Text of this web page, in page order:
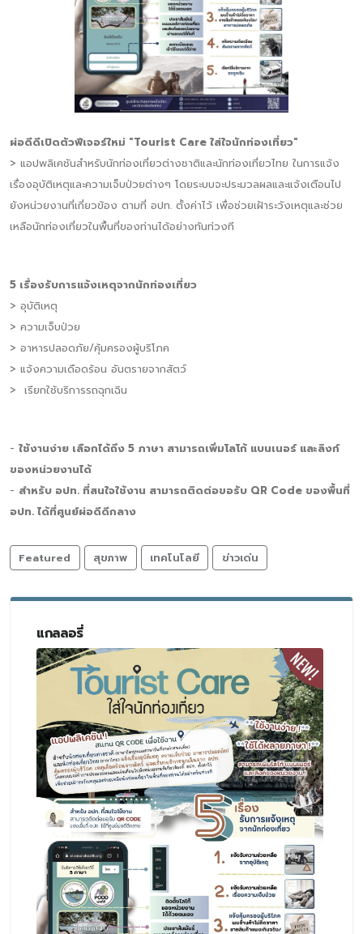
ผ่อดีดีเปิดตัวฟีเจอร์ใหม่ "Tourist Care ใส่ใจนักท่องเที่ยว"
> แอปพลิเคชันสำหรับนักท่องเที่ยวต่างชาติและนักท่องเที่ยวไทย ในการแจ้ง
เรื่องอุบัติเหตุและความเจ็บป่วยต่างๆ โดยระบบจะประมวลผลและแจ้งเตือนไป
ยังหน่วยงานที่เกี่ยวข้อง ตามที่ อปท. ตั้งค่าไว้ เพื่อช่วยเฝ้าระวังเหตุและช่วย
เหลือนักท่องเที่ยวในพื้นที่ของท่านได้อย่างทันท่วงที
5 เรื่องรับการแจ้งเหตุจากนักท่องเที่ยว
> อุบัติเหตุ
> ความเจ็บป่วย
> อาหารปลอดภัย/คุ้มครองผู้บริโภค
> แจ้งความเดือดร้อน อันตรายจากสัตว์
> เรียกใช้บริการรถฉุกเฉิน
- ใช้งานง่าย เลือกได้ถึง 5 ภาษา สามารถเพิ่มโลโก้ แบนเนอร์ และลิงก์
ของหน่วยงานได้
- สำหรับ อปท. ที่สนใจใช้งาน สามารถติดต่อขอรับ QR Code ของพื้นที่
อปท. ได้ที่ศูนย์ผ่อดีดีกลาง
Featured สุขภาพ เทคโนโลยี ข่าวเด่น
แกลลอรี่